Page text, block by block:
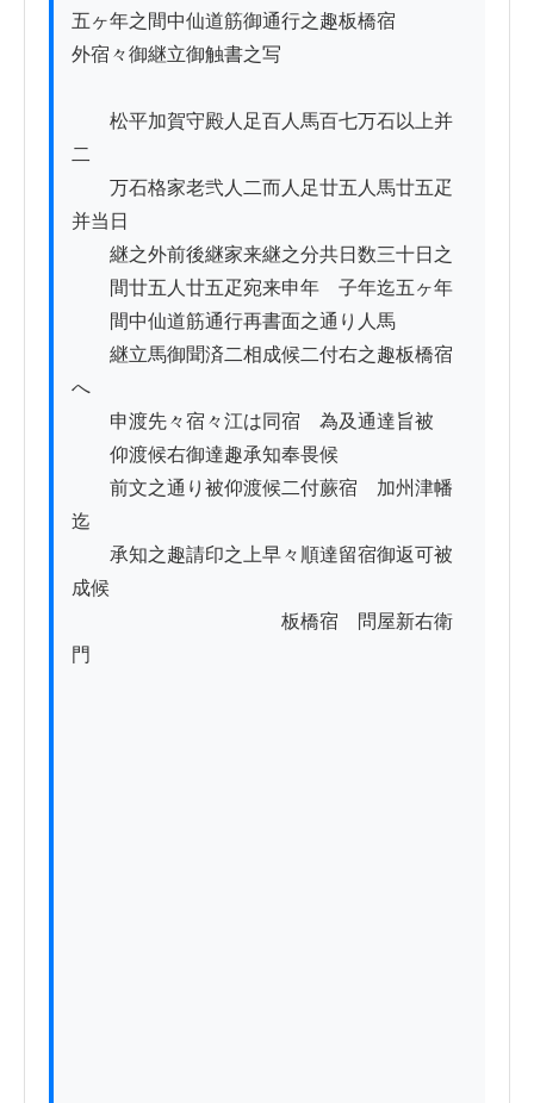
五ヶ年之間中仙道筋御通行之趣板橋宿ゟ
外宿々御継立御触書之写
松平加賀守殿人足百人馬百七万石以上并
二
万石格家老弐人二而人足廿五人馬廿五疋
并当日
継之外前後継家来継之分共日数三十日之
間廿五人廿五疋宛来申年ゟ子年迄五ヶ年
間中仙道筋通行再書面之通り人馬
継立馬御聞済二相成候二付右之趣板橋宿
へ
申渡先々宿々江は同宿ゟ為及通達旨被
仰渡候右御達趣承知奉畏候
前文之通り被仰渡候二付蕨宿ゟ加州津幡
迄
承知之趣請印之上早々順達留宿御返可被
成候
板橋宿　問屋新右衛
門